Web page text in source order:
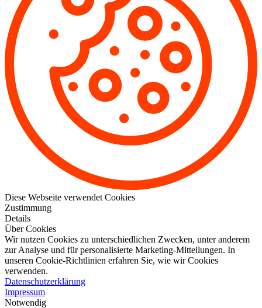
Diese Webseite verwendet Cookies
Zustimmung
Details
Über Cookies
Wir nutzen Cookies zu unterschiedlichen Zwecken, unter anderem
zur Analyse und für personalisierte Marketing-Mitteilungen. In
unseren Cookie-Richtlinien erfahren Sie, wie wir Cookies
verwenden.
Datenschutzerklärung
Impressum
Notwendig